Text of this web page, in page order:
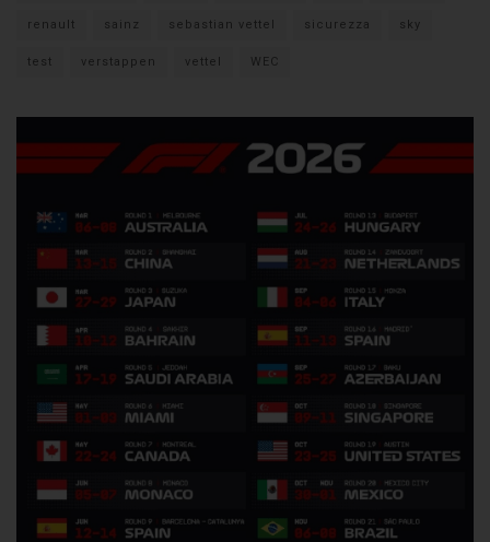
renault sainz sebastian vettel sicurezza sky
test verstappen vettel WEC